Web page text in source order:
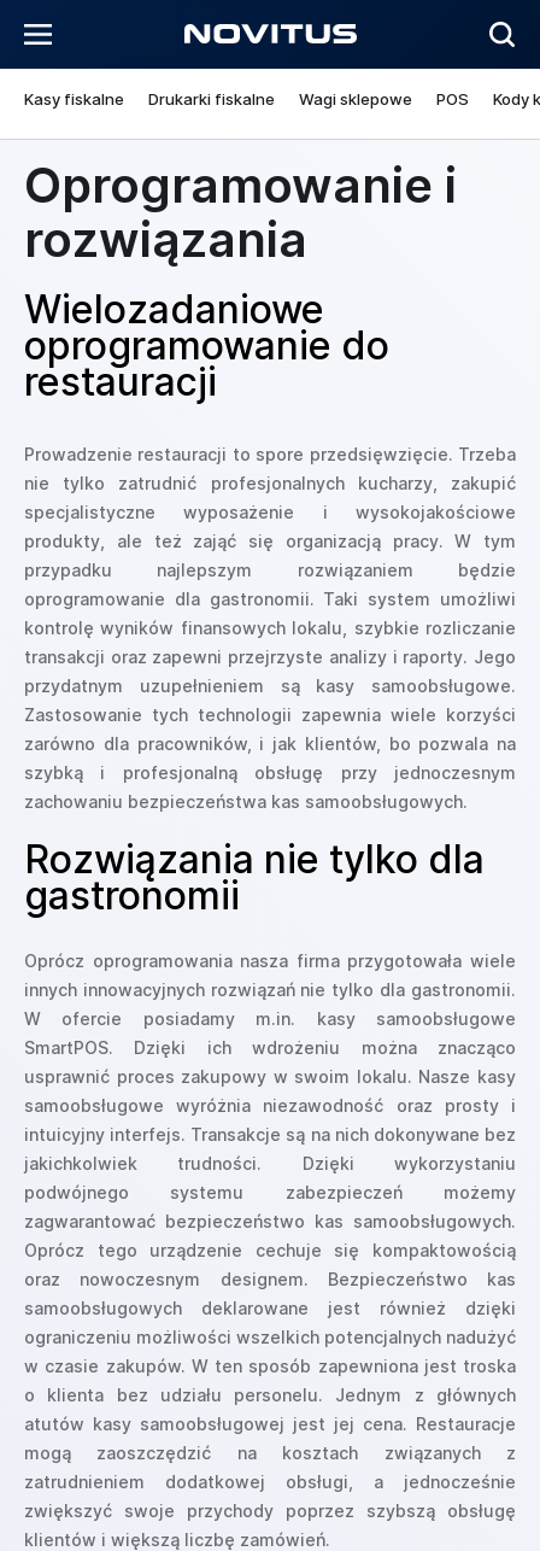
Kasy fiskalne Drukarki fiskalne Wagi sklepowe POS Kody
Oprogramowanie i
rozwiązania
Wielozadaniowe
oprogramowanie do
restauracji
Prowadzenie restauracji to spore przedsięwzięcie. Trzeba
nie tylko zatrudnić profesjonalnych kucharzy, zakupić
specjalistyczne wyposażenie i wysokojakościowe
produkty, ale też zająć się organizacją pracy. W tym
przypadku najlepszym rozwiązaniem będzie
oprogramowanie dla gastronomii. Taki system umożliwi
kontrolę wyników finansowych lokalu, szybkie rozliczanie
transakcji oraz zapewni przejrzyste analizy i raporty. Jego
przydatnym uzupełnieniem są kasy samoobsługowe.
Zastosowanie tych technologii zapewnia wiele korzyści
zarówno dla pracowników, i jak klientów, bo pozwala na
szybką i profesjonalną obsługę przy jednoczesnym
zachowaniu bezpieczeństwa kas samoobsługowych.
Rozwiązania nie tylko dla
gastronomii
Oprócz oprogramowania nasza firma przygotowała wiele
innych innowacyjnych rozwiązań nie tylko dla gastronomii.
W ofercie posiadamy m.in. kasy samoobsługowe
SmartPOS. Dzięki ich wdrożeniu można znacząco
usprawnić proces zakupowy w swoim lokalu. Nasze kasy
samoobsługowe wyróżnia niezawodność oraz prosty i
intuicyjny interfejs. Transakcje są na nich dokonywane bez
jakichkolwiek trudności. Dzięki wykorzystaniu
podwójnego systemu zabezpieczeń możemy
zagwarantować bezpieczeństwo kas samoobsługowych.
Oprócz tego urządzenie cechuje się kompaktowością
oraz nowoczesnym designem. Bezpieczeństwo kas
samoobsługowych deklarowane jest również dzięki
ograniczeniu możliwości wszelkich potencjalnych nadużyć
w czasie zakupów. W ten sposób zapewniona jest troska
o klienta bez udziału personelu. Jednym z głównych
atutów kasy samoobsługowej jest jej cena. Restauracje
mogą zaoszczędzić na kosztach związanych z
zatrudnieniem dodatkowej obsługi, a jednocześnie
zwiększyć swoje przychody poprzez szybszą obsługę
klientów i większą liczbę zamówień.